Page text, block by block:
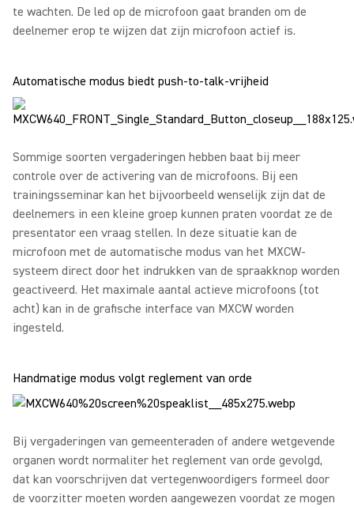
te wachten. De led op de microfoon gaat branden om de
deelnemer erop te wijzen dat zijn microfoon actief is.
Automatische modus biedt push-to-talk-vrijheid
Sommige soorten vergaderingen hebben baat bij meer
controle over de activering van de microfoons. Bij een
trainingsseminar kan het bijvoorbeeld wenselijk zijn dat de
deelnemers in een kleine groep kunnen praten voordat ze de
presentator een vraag stellen. In deze situatie kan de
microfoon met de automatische modus van het MXCW-
systeem direct door het indrukken van de spraakknop worden
geactiveerd. Het maximale aantal actieve microfoons (tot
acht) kan in de grafische interface van MXCW worden
ingesteld.
Handmatige modus volgt reglement van orde
Bij vergaderingen van gemeenteraden of andere wetgevende
organen wordt normaliter het reglement van orde gevolgd,
dat kan voorschrijven dat vertegenwoordigers formeel door
de voorzitter moeten worden aangewezen voordat ze mogen